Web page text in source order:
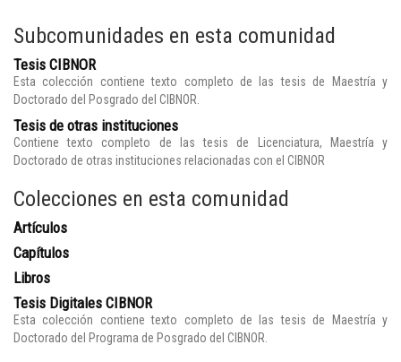
Subcomunidades en esta comunidad
Tesis CIBNOR
Esta colección contiene texto completo de las tesis de Maestría y
Doctorado del Posgrado del CIBNOR.
Tesis de otras instituciones
Contiene texto completo de las tesis de Licenciatura, Maestría y
Doctorado de otras instituciones relacionadas con el CIBNOR
Colecciones en esta comunidad
Artículos
Capítulos
Libros
Tesis Digitales CIBNOR
Esta colección contiene texto completo de las tesis de Maestría y
Doctorado del Programa de Posgrado del CIBNOR.